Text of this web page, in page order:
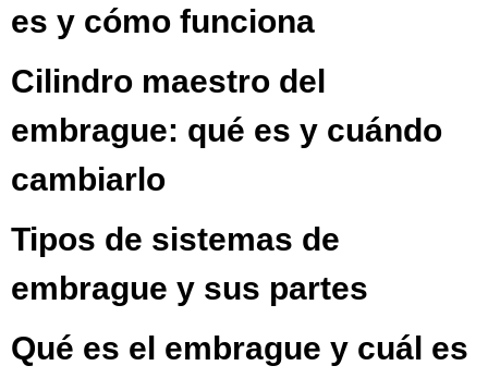
es y cómo funciona
Cilindro maestro del
embrague: qué es y cuándo
cambiarlo
Tipos de sistemas de
embrague y sus partes
Qué es el embrague y cuál es